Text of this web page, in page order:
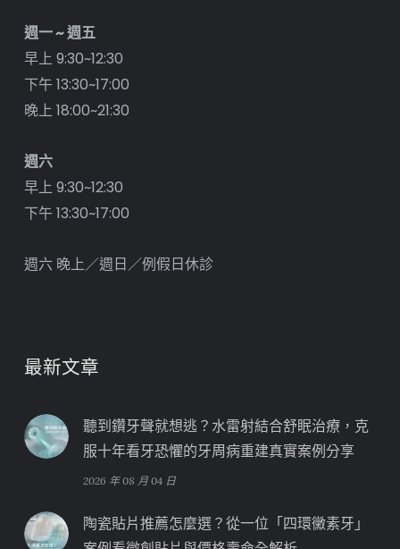
週一 ~ 週五
早上 9:30~12:30
下午 13:30~17:00
晚上 18:00~21:30
週六
早上 9:30~12:30
下午 13:30~17:00
週六 晚上／週日／例假日休診
最新文章
聽到鑽牙聲就想逃？水雷射結合舒眠治療，克
服十年看牙恐懼的牙周病重建真實案例分享
2026 年 08 月 04 日
陶瓷貼片推薦怎麼選？從一位「四環黴素牙」